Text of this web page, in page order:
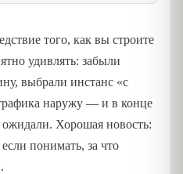
того, как вы строите
удивлять: забыли
выбрали инстанс «с
наружу — и в конце
Хорошая новость:
понимать, за что